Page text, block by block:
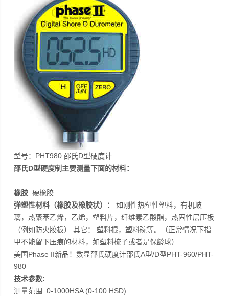
型号：PHT980 邵氏D型硬度计
邵氏D型硬度制主要测量下面的材料：
橡胶: 硬橡胶
弹塑性材料（橡胶及橡胶状）：如刚性热塑性塑料，有机玻
璃，热聚苯乙烯，乙烯，塑料片，纤维素乙酸酯，热固性层压板
（例如防火胶板） 其它： 塑料棍，塑料碗等。（正常情况下指
甲不能留下压痕的材料，如塑料梳子或者是保龄球）
美国Phase II新品！数显邵氏硬度计邵氏A型/D型PHT-960/PHT-
980
技术参数:
测量范围: 0-1000HSA (0-100 HSD)